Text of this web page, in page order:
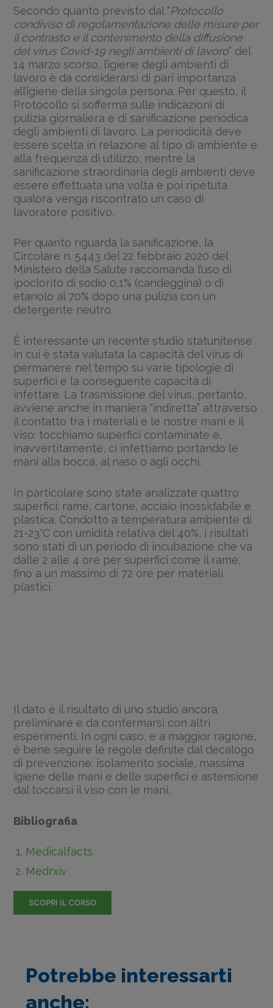
Secondo quanto previsto dal “Protocollo
condiviso di regolamentazione delle misure per
il contrasto e il contenimento della diffusione
del virus Covid-19 negli ambienti di lavoro” del
14 marzo scorso, l’igiene degli ambienti di
lavoro è da considerarsi di pari importanza
all’igiene della singola persona. Per questo, il
Protocollo si sofferma sulle indicazioni di
pulizia giornaliera e di sanificazione periodica
degli ambienti di lavoro. La periodicità deve
essere scelta in relazione al tipo di ambiente e
alla frequenza di utilizzo, mentre la
sanificazione straordinaria degli ambienti deve
essere effettuata una volta e poi ripetuta
qualora venga riscontrato un caso di
lavoratore positivo.
Per quanto riguarda la sanificazione, la
Circolare n. 5443 del 22 febbraio 2020 del
Ministero della Salute raccomanda l’uso di
ipoclorito di sodio 0,1% (candeggina) o di
etanolo al 70% dopo una pulizia con un
detergente neutro.
È interessante un recente studio statunitense
in cui è stata valutata la capacità del virus di
permanere nel tempo su varie tipologie di
superfici e la conseguente capacità di
infettare. La trasmissione del virus, pertanto,
avviene anche in maniera “indiretta” attraverso
il contatto tra i materiali e le nostre mani e il
viso: tocchiamo superfici contaminate e,
inavvertitamente, ci infettiamo portando le
mani alla bocca, al naso o agli occhi.
In particolare sono state analizzate quattro
superfici: rame, cartone, acciaio inossidabile e
plastica. Condotto a temperatura ambiente di
21-23°C con umidità relativa del 40%, i risultati
sono stati di un periodo di incubazione che va
dalle 2 alle 4 ore per superfici come il rame,
fino a un massimo di 72 ore per materiali
plastici.
Il dato è il risultato di uno studio ancora
preliminare e da confermarsi con altri
esperimenti. In ogni caso, e a maggior ragione,
è bene seguire le regole definite dal decalogo
di prevenzione: isolamento sociale, massima
igiene delle mani e delle superfici e astensione
dal toccarsi il viso con le mani.
Bibliografia
Medicalfacts
Medrxiv
SCOPRI IL CORSO
Potrebbe interessarti
anche: